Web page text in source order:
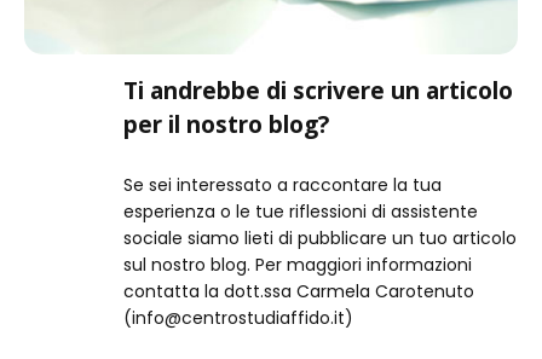
Ti andrebbe di scrivere un articolo
per il nostro blog?
Se sei interessato a raccontare la tua
esperienza o le tue riflessioni di assistente
sociale siamo lieti di pubblicare un tuo articolo
sul nostro blog. Per maggiori informazioni
contatta la dott.ssa Carmela Carotenuto
(info@centrostudiaffido.it)